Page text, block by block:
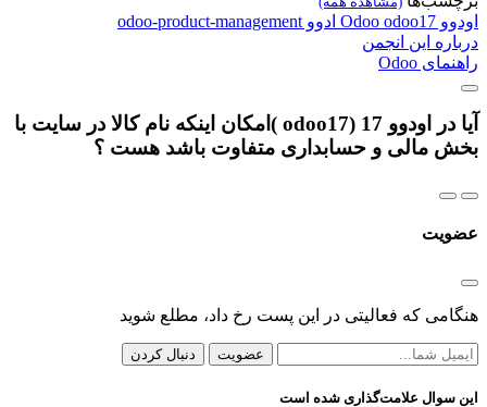
اودوو Odoo odoo17 ادوو odoo-product-management
درباره این انجمن
راهنمای Odoo
آیا در اودوو 17 (odoo17 )امکان اینکه نام کالا در سایت با
بخش مالی و حسابداری متفاوت باشد هست ؟
عضویت
هنگامی که فعالیتی در این پست رخ داد، مطلع شوید
عضویت دنبال کردن
این سوال علامت‌گذاری شده است